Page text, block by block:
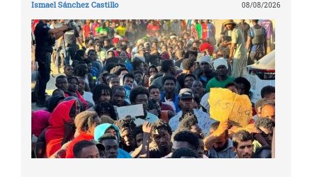
Ismael Sánchez Castillo 08/08/2026